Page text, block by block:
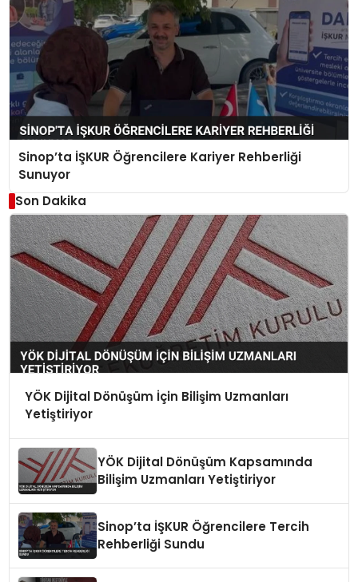
Sinop’ta İŞKUR Öğrencilere Kariyer Rehberliği
Sunuyor
Son Dakika
YÖK Dijital Dönüşüm İçin Bilişim Uzmanları
Yetiştiriyor
YÖK Dijital Dönüşüm Kapsamında
Bilişim Uzmanları Yetiştiriyor
Sinop’ta İŞKUR Öğrencilere Tercih
Rehberliği Sundu